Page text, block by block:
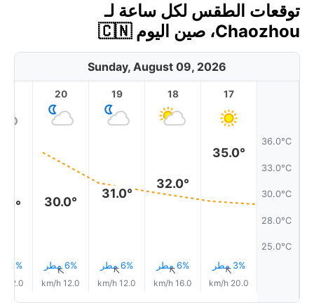
توقعات الطقس لكل ساعة لـ
Chaozhou، صين اليوم 🇨🇳
Sunday, August 09, 2026
36.0°C
33.0°C
30.0°C
28.0°C
25.0°C
17
35.0°
3% مطر↑
20.0 km/h
18
32.0°
6% مطر↑
16.0 km/h
19
31.0°
6% مطر↑
12.0 km/h
20
30.0°
6% مطر↑
12.0 km/h
11% مطر
12.0 km/h